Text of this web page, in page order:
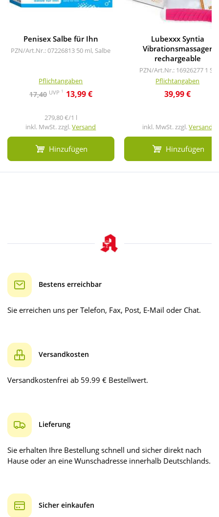
Penisex Salbe für Ihn
PZN/Art.Nr.: 07226813 50 ml, Salbe
Pflichtangaben
17,40 UVP 1 13,99 €
279,80 €/1 l
inkl. MwSt. zzgl.Versand
Hinzufügen
Lubexxx Syntia
Vibrationsmassager
rechargeable
PZN/Art.Nr.: 16926277 1 St
Pflichtangaben
39,99 €
inkl. MwSt. zzgl.Versand
Hinzufügen
Bestens erreichbar
Sie erreichen uns per Telefon, Fax, Post, E-Mail oder Chat.
Versandkosten
Versandkostenfrei ab 59.99 € Bestellwert.
Lieferung
Sie erhalten Ihre Bestellung schnell und sicher direkt nach
Hause oder an eine Wunschadresse innerhalb Deutschlands.
Sicher einkaufen